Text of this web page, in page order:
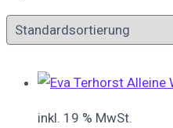
inkl. 19 % MwSt.